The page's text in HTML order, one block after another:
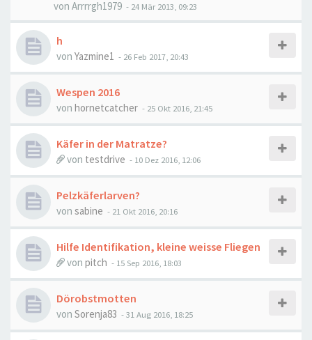
von Arrrrgh1979 - 24 Mär 2013, 09:23
h
von Yazmine1 - 26 Feb 2017, 20:43
Wespen 2016
von hornetcatcher - 25 Okt 2016, 21:45
Käfer in der Matratze?
von testdrive - 10 Dez 2016, 12:06
Pelzkäferlarven?
von sabine - 21 Okt 2016, 20:16
Hilfe Identifikation, kleine weisse Fliegen
von pitch - 15 Sep 2016, 18:03
Dörobstmotten
von Sorenja83 -31 Aug 2016, 18:25